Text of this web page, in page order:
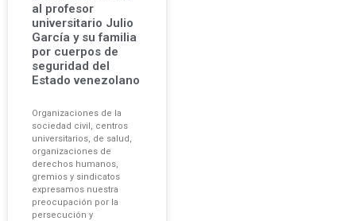
al profesor
universitario Julio
García y su familia
por cuerpos de
seguridad del
Estado venezolano
Organizaciones de la
sociedad civil, centros
universitarios, de salud,
organizaciones de
derechos humanos,
gremios y sindicatos
expresamos nuestra
preocupación por la
persecución y